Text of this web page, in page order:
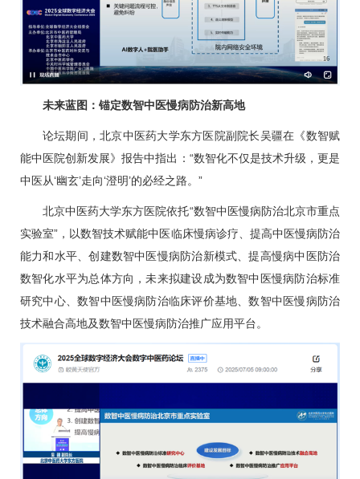
未来蓝图：锚定数智中医慢病防治新高地
论坛期间，北京中医药大学东方医院副院长吴疆在《数智赋
能中医院创新发展》报告中指出：“数智化不仅是技术升级，更是
中医从‘幽玄’走向‘澄明’的必经之路。”
北京中医药大学东方医院依托“数智中医慢病防治北京市重点
实验室”，以数智技术赋能中医临床慢病诊疗、提高中医慢病防治
能力和水平、创建数智中医慢病防治新模式、提高慢病中医防治
数智化水平为总体方向，未来拟建设成为数智中医慢病防治标准
研究中心、数智中医慢病防治临床评价基地、数智中医慢病防治
技术融合高地及数智中医慢病防治推广应用平台。